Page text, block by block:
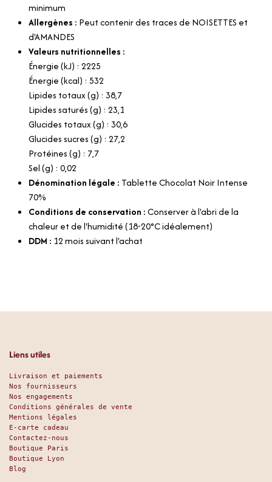
minimum
Allergènes : Peut contenir des traces de NOISETTES et
d'AMANDES
Valeurs nutritionnelles :
Énergie (kJ) : 2225
Énergie (kcal) : 532
Lipides totaux (g) : 38,7
Lipides saturés (g) : 23,1
Glucides totaux (g) : 30,6
Glucides sucres (g) : 27,2
Protéines (g) : 7,7
Sel (g) : 0,02
Dénomination légale : Tablette Chocolat Noir Intense
70%
Conditions de conservation :Conserver à l'abri de la
chaleur et de l'humidité (18-20°C idéalement)
DDM : 12 mois suivant l'achat
Liens utiles
Livraison et paiements
Nos fournisseurs
Nos engagements
Conditions générales de vente
Mentions légales
E-carte cadeau
Contactez-nous
Boutique Paris
Boutique Lyon
Blog